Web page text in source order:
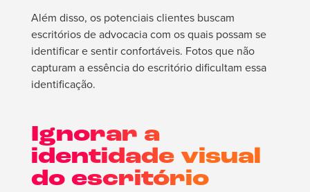
Além disso, os potenciais clientes buscam
escritórios de advocacia com os quais possam se
identificar e sentir confortáveis. Fotos que não
capturam a essência do escritório dificultam essa
identificação.
Ignorar a
identidade visual
do escritório